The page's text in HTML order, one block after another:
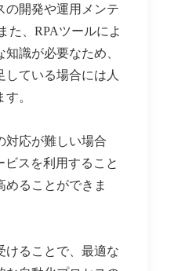
の開発や運用メンテ
た、RPAツールによ
識が必要なため、
ている場合には人
。
対応が難しい場合
ビスを利用すること
めることができま
けることで、最適な